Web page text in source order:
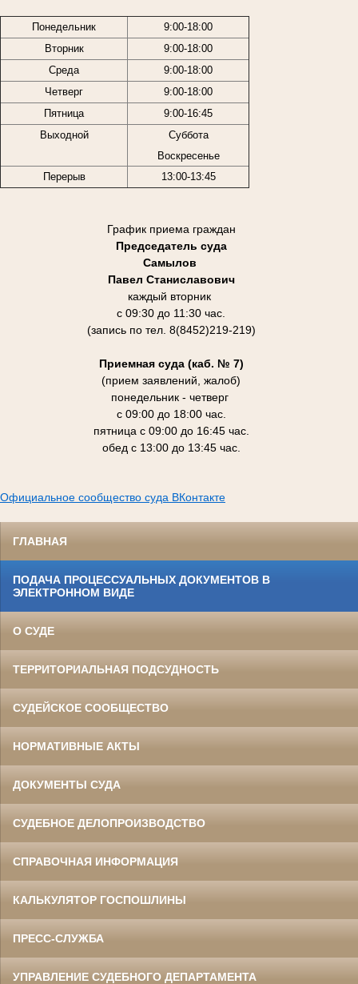
Понедельник
9:00-18:00
Вторник
9:00-18:00
Среда
9:00-18:00
Четверг
9:00-18:00
Пятница
9:00-16:45
Выходной
Суббота
Воскресенье
Перерыв
13:00-13:45
График приема граждан
Председатель суда
Самылов
Павел Станиславович
каждый вторник
с 09:30 до 11:30 час.
(запись по тел. 8(8452)219-219)
Приемная суда (каб. № 7)
(прием заявлений, жалоб)
понедельник - четверг
с 09:00 до 18:00 час.
пятница с 09:00 до 16:45 час.
обед с 13:00 до 13:45 час.
Официальное сообщество суда ВКонтакте
ГЛАВНАЯ
ПОДАЧА ПРОЦЕССУАЛЬНЫХ ДОКУМЕНТОВ В
ЭЛЕКТРОННОМ ВИДЕ
О СУДЕ
ТЕРРИТОРИАЛЬНАЯ ПОДСУДНОСТЬ
СУДЕЙСКОЕ СООБЩЕСТВО
НОРМАТИВНЫЕ АКТЫ
ДОКУМЕНТЫ СУДА
СУДЕБНОЕ ДЕЛОПРОИЗВОДСТВО
СПРАВОЧНАЯ ИНФОРМАЦИЯ
КАЛЬКУЛЯТОР ГОСПОШЛИНЫ
ПРЕСС-СЛУЖБА
УПРАВЛЕНИЕ СУДЕБНОГО ДЕПАРТАМЕНТА